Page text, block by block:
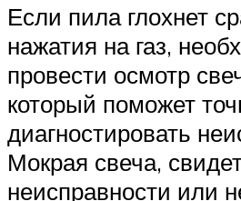
Если пила глохнет
нажатия на газ,
провести осмотр
который поможет
диагностировать
Мокрая свеча,
неисправности или